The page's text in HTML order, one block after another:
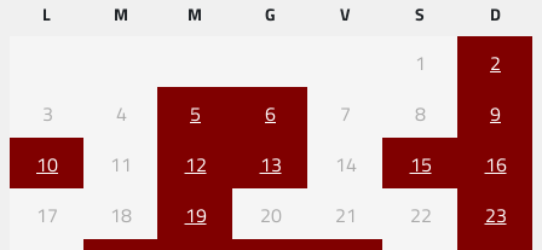
L M M G V S D
1
2
3
4 5 6 7 8
9
10
11 12 13 14 15
16
17
18 19 20 21 22
23